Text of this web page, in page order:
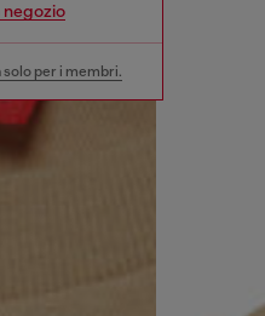
negozio
solo per i membri.